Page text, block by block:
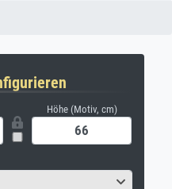
Höhe (Motiv, cm)